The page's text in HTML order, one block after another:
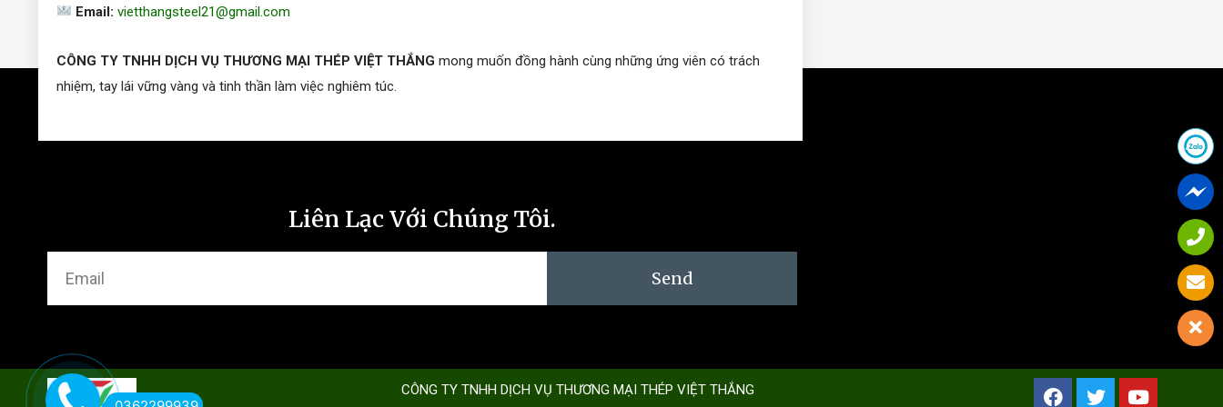
Email: vietthangsteel21@gmail.com
CÔNG TY TNHH DỊCH VỤ THƯƠNG MẠI THÉP VIỆT THẮNG mong muốn đồng hành cùng những ứng viên có trách
nhiệm, tay lái vững vàng và tinh thần làm việc nghiêm túc.
Liên Lạc Với Chúng Tôi.
Send
CÔNG TY TNHH DỊCH VỤ THƯƠNG MẠI THÉP VIỆT THẮNG